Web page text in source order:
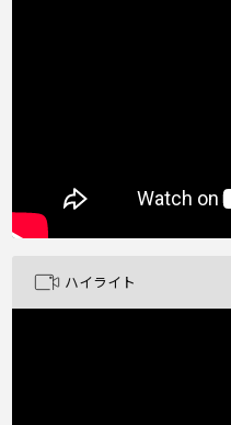
ハイライト